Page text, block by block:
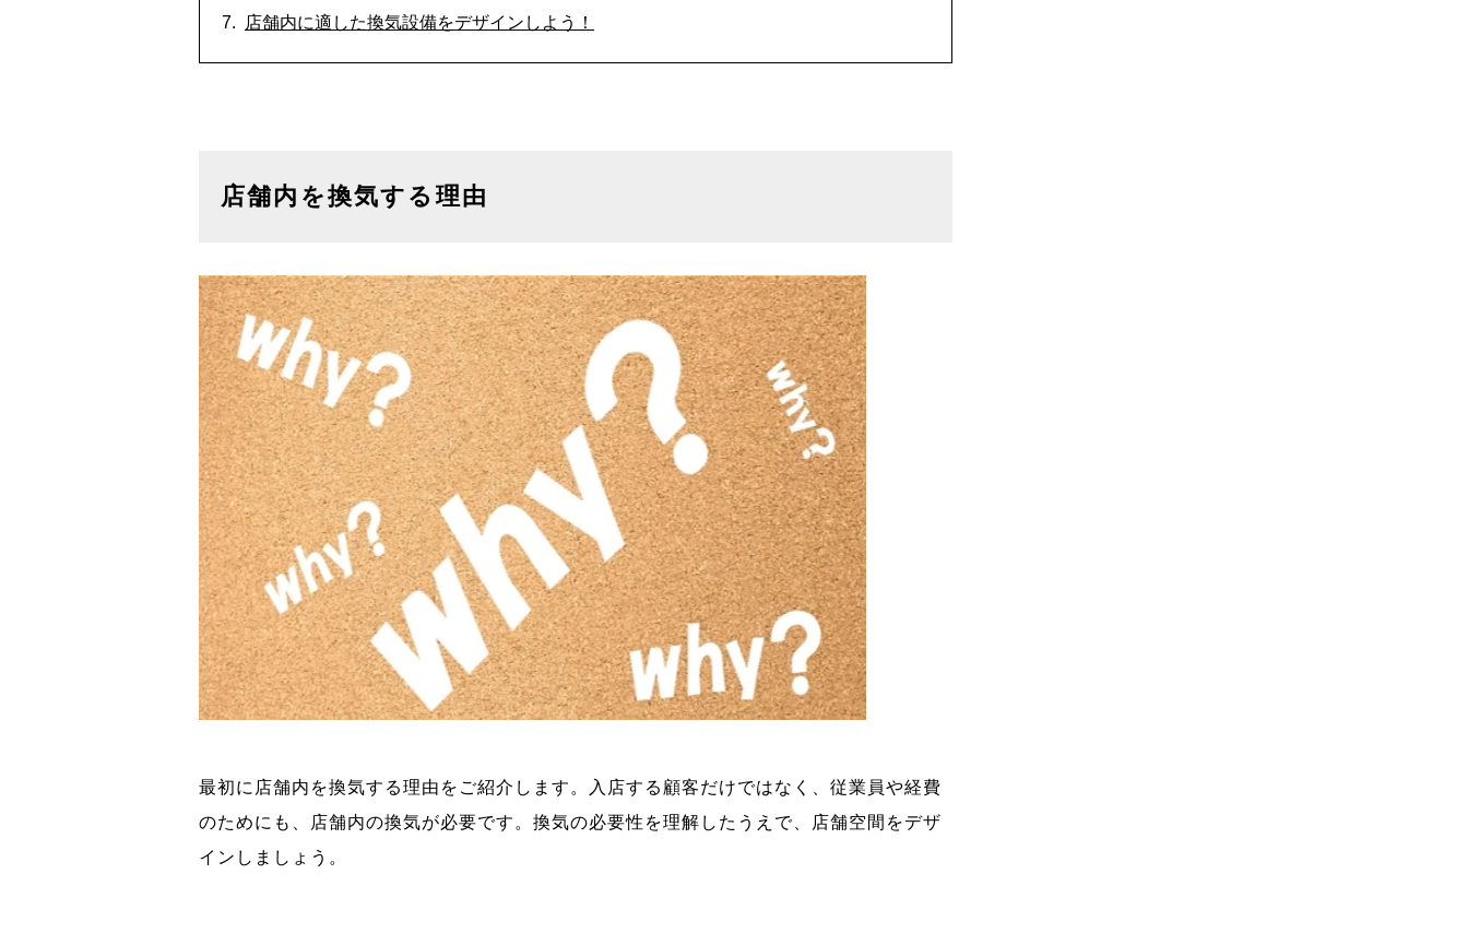
店舗内に適した換気設備をデザインしよう！
店舗内を換気する理由
最初に店舗内を換気する理由をご紹介します。入店する顧客だけではなく、従業員や経費
のためにも、店舗内の換気が必要です。換気の必要性を理解したうえで、店舗空間をデザ
インしましょう。